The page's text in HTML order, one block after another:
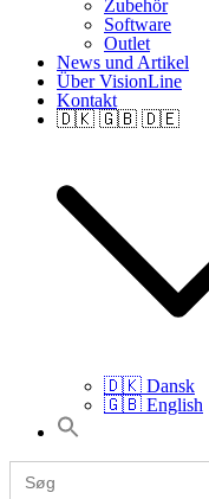
Zubehör
Software
Outlet
News und Artikel
Über VisionLine
Kontakt
🇩🇰 🇬🇧 🇩🇪
🇩🇰 Dansk
🇬🇧 English
Search
for: